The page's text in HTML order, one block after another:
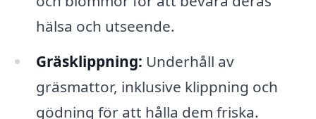
hälsa och utseende.
Gräsklippning: Underhåll av
gräsmattor, inklusive klippning och
gödning för att hålla dem friska.